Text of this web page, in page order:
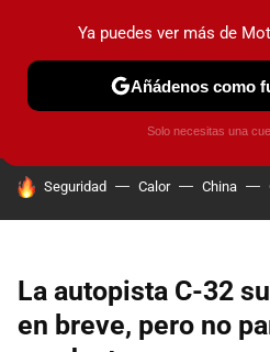
PRUEBAS COCHES
HOY SE HABLA DE
Seguridad Calor China
La autopista C-32
en breve, pero no
Ya puedes ver más de
Añádenos como
Solo necesitas una